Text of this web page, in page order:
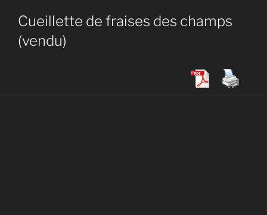
Cueillette de fraises des champs
(vendu)